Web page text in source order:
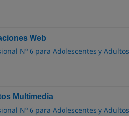
Web
Nº 6 para Adolescentes y Adultos
Multimedia
Nº 6 para Adolescentes y Adultos